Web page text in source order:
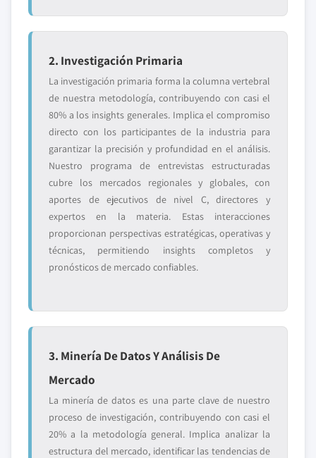
2. Investigación Primaria
La investigación primaria forma la columna vertebral
de nuestra metodología, contribuyendo con casi el
80% a los insights generales. Implica el compromiso
directo con los participantes de la industria para
garantizar la precisión y profundidad en el análisis.
Nuestro programa de entrevistas estructuradas
cubre los mercados regionales y globales, con
aportes de ejecutivos de nivel C, directores y
expertos en la materia. Estas interacciones
proporcionan perspectivas estratégicas, operativas y
técnicas, permitiendo insights completos y
pronósticos de mercado confiables.
3. Minería De Datos Y Análisis De
Mercado
La minería de datos es una parte clave de nuestro
proceso de investigación, contribuyendo con casi el
20% a la metodología general. Implica analizar la
estructura del mercado, identificar las tendencias de